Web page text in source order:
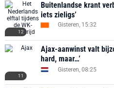
12
Buitenlandse krant
iets zieligs’
Gisteren, 15:32
11
Ajax-aanwinst valt
hard, maar…’
Gisteren, 08:25